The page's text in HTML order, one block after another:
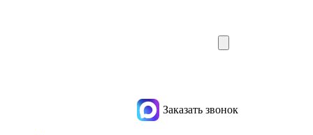
Заказать звонок